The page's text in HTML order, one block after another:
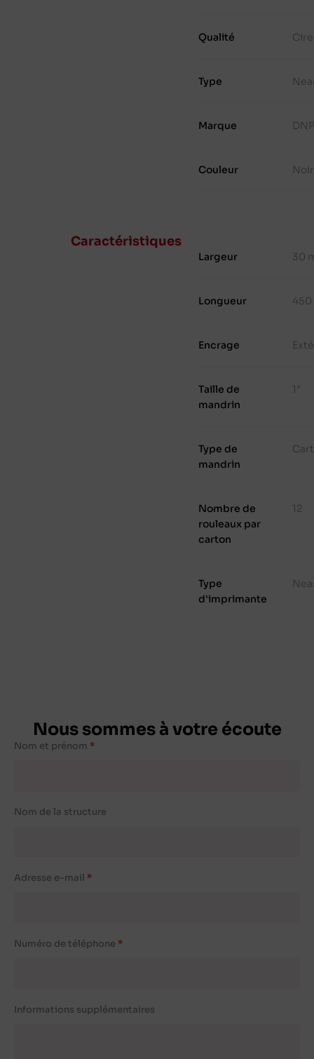
Qualité
Type
Marque
Couleur Noir
Caractéristiques
Largeur 30
Longueur 450
Encrage
Taille de
mandrin
1"
Type de
mandrin
Nombre de
rouleaux par
carton
12
Type
d'imprimante
Nous sommes à votre écoute
Nom et prénom
Nom de la structure
Adresse e-mail
Numéro de téléphone
Informations supplémentaires